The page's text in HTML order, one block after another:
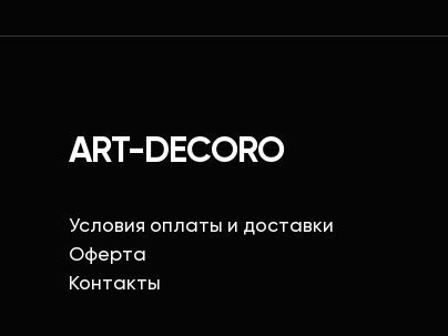
ART-DECORO
Условия оплаты и доставки
Оферта
Контакты